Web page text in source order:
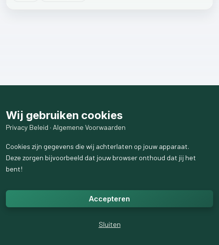
Wij gebruiken cookies
Privacy Beleid · Algemene Voorwaarden
Cookies zijn gegevens die wij achterlaten op jouw apparaat.
Deze zorgen bijvoorbeeld dat jouw browser onthoud dat jij het
bent!
Accepteren
Sluiten